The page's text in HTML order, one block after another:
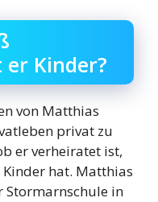
Kinder?
von Matthias
privat zu
er verheiratet ist,
hat. Matthias
Stormarnschule in